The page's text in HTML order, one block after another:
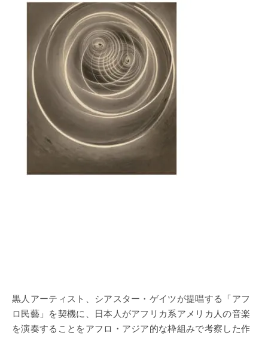
黒人アーティスト、シアスター・ゲイツが提唱する「アフ
ロ民藝」を契機に、日本人がアフリカ系アメリカ人の音楽
を演奏することをアフロ・アジア的な枠組みで考察した作